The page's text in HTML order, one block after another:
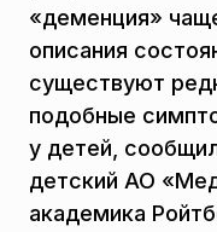
«деменция»
описания
существуют
подобные
у детей,
детский АО
академика